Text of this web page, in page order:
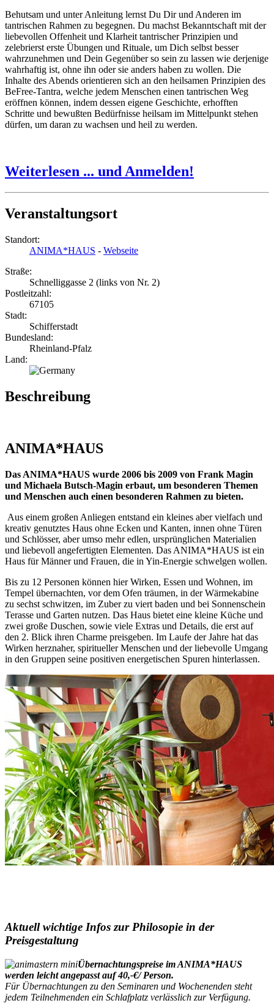
Behutsam und unter Anleitung lernst Du Dir und Anderen im
tantrischen Rahmen zu begegnen. Du machst Bekanntschaft mit der
liebevollen Offenheit und Klarheit tantrischer Prinzipien und
zelebrierst erste Übungen und Rituale, um Dich selbst besser
wahrzunehmen und Dein Gegenüber so sein zu lassen wie derjenige
wahrhaftig ist, ohne ihn oder sie anders haben zu wollen. Die
Inhalte des Abends orientieren sich an den heilsamen Prinzipien des
BeFree-Tantra, welche jedem Menschen einen tantrischen Weg
eröffnen können, indem dessen eigene Geschichte, erhofften
Schritte und bewußten Bedürfnisse heilsam im Mittelpunkt stehen
dürfen, um daran zu wachsen und heil zu werden.
Weiterlesen ... und Anmelden!
Veranstaltungsort
Standort:
ANIMA*HAUS - Webseite
Straße:
Schnelliggasse 2 (links von Nr. 2)
Postleitzahl:
67105
Stadt:
Schifferstadt
Bundesland:
Rheinland-Pfalz
Land:
Beschreibung
ANIMA*HAUS
Das ANIMA*HAUS wurde 2006 bis 2009 von Frank Magin
und Michaela Butsch-Magin erbaut, um besonderen Themen
und Menschen auch einen besonderen Rahmen zu bieten.
Aus einem großen Anliegen entstand ein kleines aber vielfach und
kreativ genutztes Haus ohne Ecken und Kanten, innen ohne Türen
und Schlösser, aber umso mehr edlen, ursprünglichen Materialien
und liebevoll angefertigten Elementen. Das ANIMA*HAUS ist ein
Haus für Männer und Frauen, die in Yin-Energie schwelgen wollen.
Bis zu 12 Personen können hier Wirken, Essen und Wohnen, im
Tempel übernachten, vor dem Ofen träumen, in der Wärmekabine
zu sechst schwitzen, im Zuber zu viert baden und bei Sonnenschein
Terasse und Garten nutzen. Das Haus bietet eine kleine Küche und
zwei große Duschen, sowie viele Extras und Details, die erst auf
den 2. Blick ihren Charme preisgeben. Im Laufe der Jahre hat das
Wirken herznaher, spiritueller Menschen und der liebevolle Umgang
in den Gruppen seine positiven energetischen Spuren hinterlassen.
Aktuell wichtige Infos zur Philosopie in der
Preisgestaltung
Übernachtungspreise im ANIMA*HAUS
werden leicht angepasst auf 40,-€/ Person.
Für Übernachtungen zu den Seminaren und Wochenenden steht
jedem Teilnehmenden ein Schlafplatz verlässlich zur Verfügung.